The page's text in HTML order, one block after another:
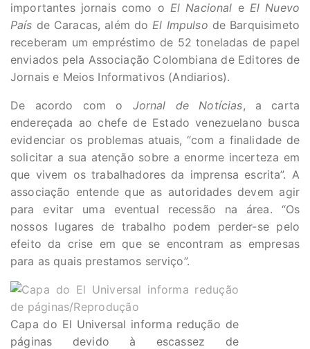
importantes jornais como o El Nacional e El Nuevo
País de Caracas, além doEl Impulso de Barquisimeto
receberam um empréstimo de 52 toneladas de papel
enviados pela Associação Colombiana de Editores de
Jornais e Meios Informativos (Andiarios).
De acordo com o Jornal de Notícias, a carta
endereçada ao chefe de Estado venezuelano busca
evidenciar os problemas atuais, “com a finalidade de
solicitar a sua atenção sobre a enorme incerteza em
que vivem os trabalhadores da imprensa escrita”. A
associação entende que as autoridades devem agir
para evitar uma eventual recessão na área. “Os
nossos lugares de trabalho podem perder-se pelo
efeito da crise em que se encontram as empresas
para as quais prestamos serviço”.
Capa do El Universal informa redução de
páginas devido à escassez de